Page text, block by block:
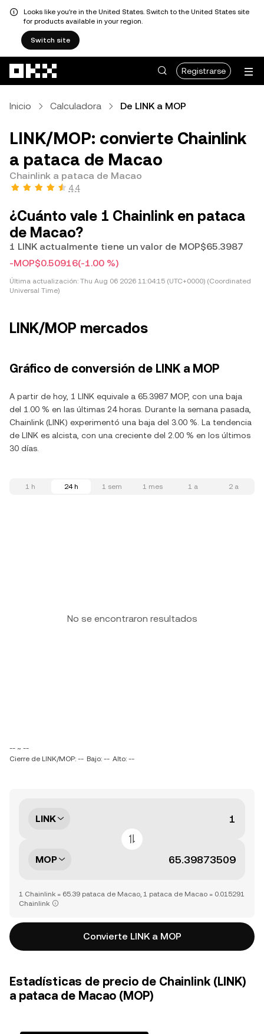
Looks like you're in the United States. Switch to the United States site
for products available in your region.
Switch site
Registrarse
Inicio Calculadora De LINK a MOP
LINK/MOP: convierte Chainlink
a pataca de Macao
Chainlink a pataca de Macao
4.4
¿Cuánto vale 1 Chainlink en pataca
de Macao?
1 LINK actualmente tiene un valor de MOP$65.3987
-MOP$0.50916(-1.00 %)
Última actualización: Thu Aug 06 2026 11:04:15 (UTC+0000) (Coordinated
Universal Time)
LINK/MOP mercados
Gráfico de conversión de LINK a MOP
A partir de hoy, 1 LINK equivale a 65.3987 MOP, con una baja
del 1.00 % en las últimas 24 horas. Durante la semana pasada,
Chainlink (LINK) experimentó una baja del 3.00 %. La tendencia
de LINK es alcista, con una creciente del 2.00 % en los últimos
30 días.
1 h 24 h 1 sem 1 mes 1 a 2 a
No se encontraron resultados
-- ~ --
Cierre de LINK/MOP: -- Bajo: -- Alto: --
LINK
MOP
1 Chainlink = 65.39 pataca de Macao, 1 pataca de Macao = 0.015291
Chainlink
Convierte LINK a MOP
Estadísticas de precio de Chainlink (LINK)
a pataca de Macao (MOP)